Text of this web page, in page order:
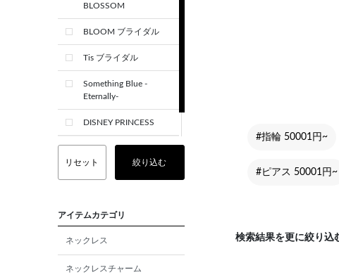
BLOSSOM
BLOOM ブライダル
Tis ブライダル
Something Blue -
Eternally-
DISNEY PRINCESS
CREST+
リセット
絞り込む
アイテムカテゴリ
ネックレス
ネックレスチャーム
#指輪 50001円~
#ピアス 50001円~
検索結果を更に絞り込